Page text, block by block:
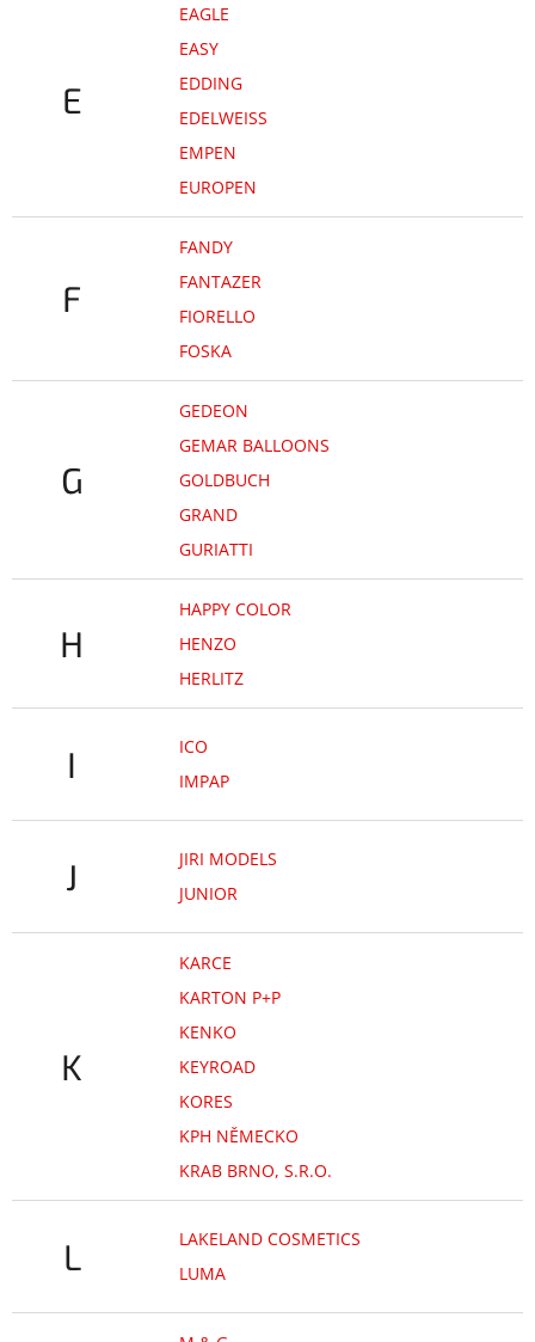
E
EAGLE
EASY
EDDING
EDELWEISS
EMPEN
EUROPEN
F
FANDY
FANTAZER
FIORELLO
FOSKA
G
GEDEON
GEMAR BALLOONS
GOLDBUCH
GRAND
GURIATTI
H
HAPPY COLOR
HENZO
HERLITZ
I
ICO
IMPAP
J
JIRI MODELS
JUNIOR
K
KARCE
KARTON P+P
KENKO
KEYROAD
KORES
KPH NĚMECKO
KRAB BRNO, S.R.O.
L
LAKELAND COSMETICS
LUMA